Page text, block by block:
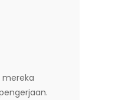
mereka